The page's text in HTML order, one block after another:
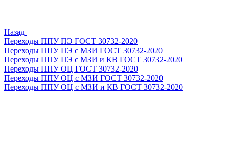
Назад
Переходы ППУ ПЭ ГОСТ 30732-2020
Переходы ППУ ПЭ с МЗИ ГОСТ 30732-2020
Переходы ППУ ПЭ с МЗИ и КВ ГОСТ 30732-2020
Переходы ППУ ОЦ ГОСТ 30732-2020
Переходы ППУ ОЦ с МЗИ ГОСТ 30732-2020
Переходы ППУ ОЦ с МЗИ и КВ ГОСТ 30732-2020